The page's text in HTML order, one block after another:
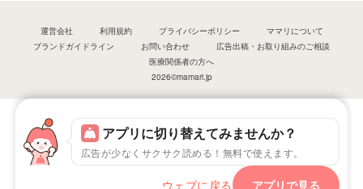
アプリに切り替えてみませんか？
広告が少なくサクサク読める！無料で使えます。
ウェブに戻る アプリで見る
運営会社 利用規約 プライバシーポリシー
ママリについて
ブランドガイドライン
お問い合わせ
広告出稿・お取り組みのご相談
医療関係者の方へ
2026©mamari.jp